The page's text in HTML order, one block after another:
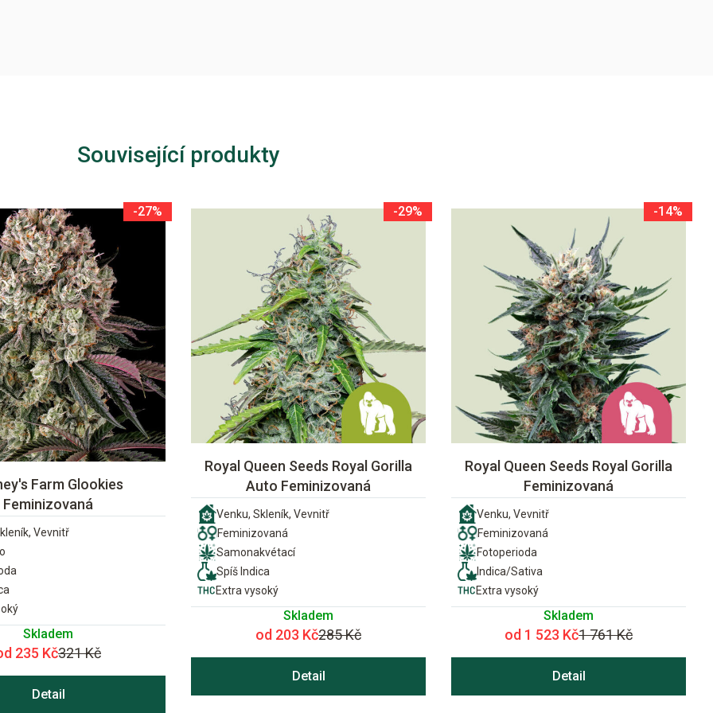
Související produkty
-27%
Farm Glookies
Feminizovaná
Vevnitř
Skladem
235 Kč321 Kč
Detail
-29%
Royal Queen Seeds Royal Gorilla
Auto Feminizovaná
Venku, Skleník, Vevnitř
Feminizovaná
Samonakvétací
Spíš Indica
Extra vysoký
Skladem
od 203 Kč285 Kč
Detail
-14%
Royal Queen Seeds Royal Gorilla
Feminizovaná
Venku, Vevnitř
Feminizovaná
Fotoperioda
Indica/Sativa
Extra vysoký
Skladem
od 1 523 Kč1 761 Kč
Detail